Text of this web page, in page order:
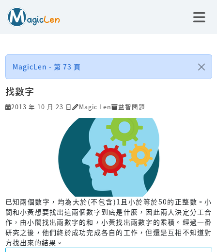
MagicLen - 第 73 頁
找數字
2013 年 10 月 23 日 Magic Len 益智問題
已知兩個數字，均為大於(不包含)1且小於等於50的正整數。小
闇和小黃想要找出這兩個數字到底是什麼，因此兩人決定分工合
作，由小闇找出兩數字的和，小黃找出兩數字的乘積。經過一番
研究之後，他們終於成功完成各自的工作，但還是互相不知道對
方找出來的結果。